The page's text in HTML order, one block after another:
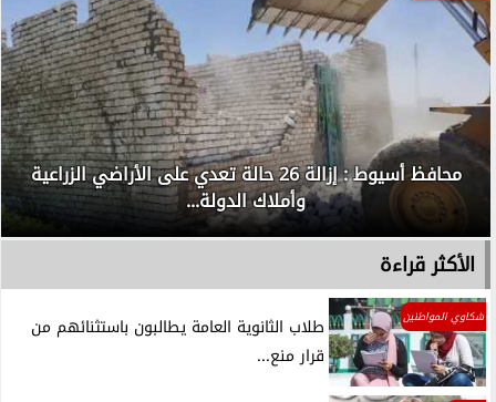
محافظ أسيوط : إزالة 26 حالة تعدي على الأراضي الزراعية
وأملاك الدولة...
الأكثر قراءة
شكاوي المواطنين
طلاب الثانوية العامة يطالبون باستثنائهم من
قرار منع...